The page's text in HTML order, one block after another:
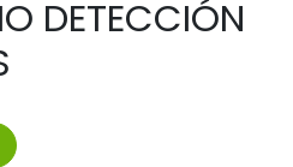
DETECCIÓN